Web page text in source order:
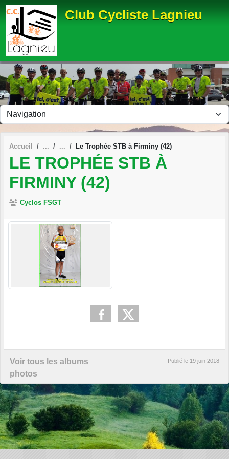
Club Cycliste Lagnieu
Accueil Le Trophée STB à Firminy (42)
LE TROPHÉE STB À
FIRMINY (42)
Cyclos FSGT
Voir tous les albums
photos
Publié le 19 juin 2018
Panneau de gestion des cookies